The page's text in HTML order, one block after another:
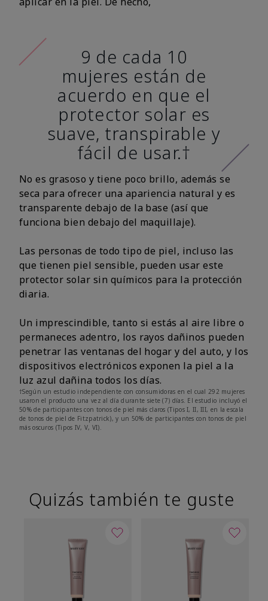
9 de cada 10
mujeres están de
acuerdo en que el
protector solar es
suave, transpirable y
fácil de usar.†
No es grasoso y tiene poco brillo, además se
seca para ofrecer una apariencia natural y es
transparente debajo de la base (así que
funciona bien debajo del maquillaje).
Las personas de todo tipo de piel, incluso las
que tienen piel sensible, pueden usar este
protector solar sin químicos para la protección
diaria.
Un imprescindible, tanto si estás al aire libre o
permaneces adentro, los rayos dañinos pueden
penetrar las ventanas del hogar y del auto, y los
dispositivos electrónicos exponen la piel a la
luz azul dañina todos los días.
†Según un estudio independiente con consumidoras en el cual 292 mujeres
usaron el producto una vez al día durante siete (7) días. El estudio incluyó el
50% de participantes con tonos de piel más claros (Tipos I, II, III, en la escala
de tonos de piel de Fitzpatrick), y un 50% de participantes con tonos de piel
más oscuros (Tipos IV, V, VI).
Quizás también te guste